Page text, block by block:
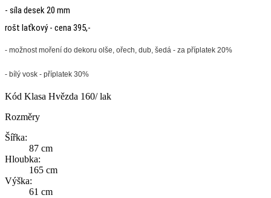
- síla desek 20 mm
rošt laťkový - cena 395,-
- možnost moření do dekoru olše, ořech, dub, šedá - za příplatek 20%
- bílý vosk - příplatek 30%
Kód Klasa Hvězda 160/ lak
Rozměry
Šířka:
87 cm
Hloubka:
165 cm
Výška:
61 cm